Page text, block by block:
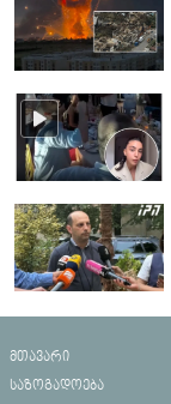
მთავარი
საზოგადოება